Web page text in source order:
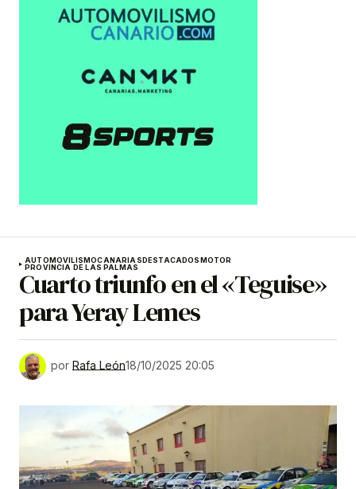
AUTOMOVILISMOCANARIASDESTACADOSMOTOR
PROVINCIA DE LAS PALMAS
Cuarto triunfo en el «Teguise»
para Yeray Lemes
por Rafa León18/10/2025 20:05